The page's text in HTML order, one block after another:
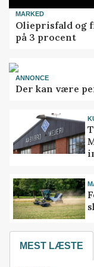
MARKED
Olieprisfald og
på 3 procent
ANNONCE
Der kan være
MEST LÆSTE